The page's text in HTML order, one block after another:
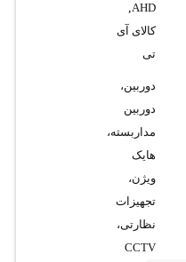
AHD
,
کالای آی
تی
دوربین،
دوربین
مداربسته،
هایک
ویژن،
تجهیزات
نظارتی،
CCTV